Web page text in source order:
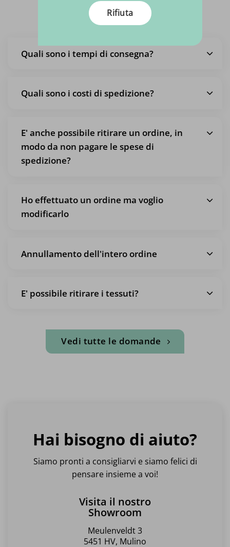
Domande frequenti
Quali sono i tempi di consegna?
Quali sono i costi di spedizione?
E' anche possibile ritirare un ordine, in
modo da non pagare le spese di
spedizione?
Ho effettuato un ordine ma voglio
modificarlo
Annullamento dell'intero ordine
E' possibile ritirare i tessuti?
Vedi tutte le domande
Hai bisogno di aiuto?
Siamo pronti a consigliarvi e siamo felici di
pensare insieme a voi!
Visita il nostro
Showroom
Meulenveldt 3
5451 HV, Mulino
Rifiuta